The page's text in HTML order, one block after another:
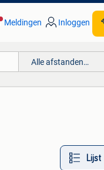
Meldingen Inloggen
Alle afstanden…
Lijst